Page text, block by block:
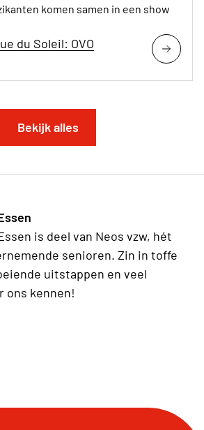
komen samen in een show
du Soleil: OVO
Bekijk alles
is deel van Neos vzw, hét
senioren. Zin in toffe
uitstappen en veel
ons kennen!